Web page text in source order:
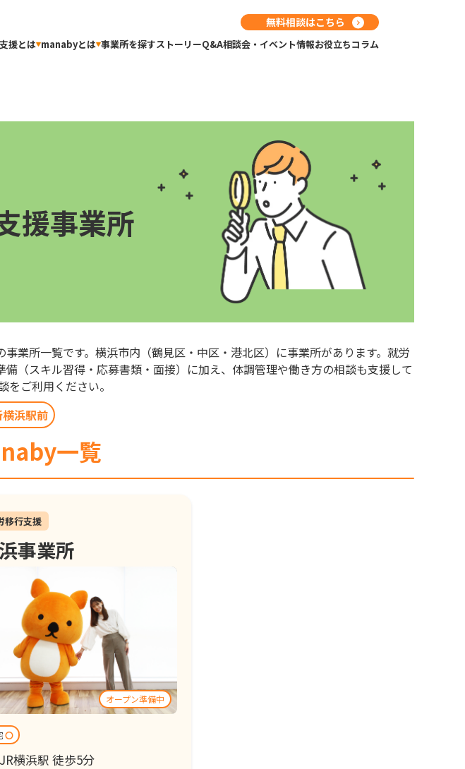
無料相談はこちら
援とは manabyとは 事業所を探すストーリーQ&A相談会・イベント情報お役立ちコラム
援事業所
業所一覧です。横浜市内（鶴見区・中区・港北区）に事業所があります。就労
（スキル習得・応募書類・面接）に加え、体調管理や働き方の相談も支援して
ご利用ください。
浜駅前
一覧
移行支援
事業所
〇
JR横浜駅 徒歩5分